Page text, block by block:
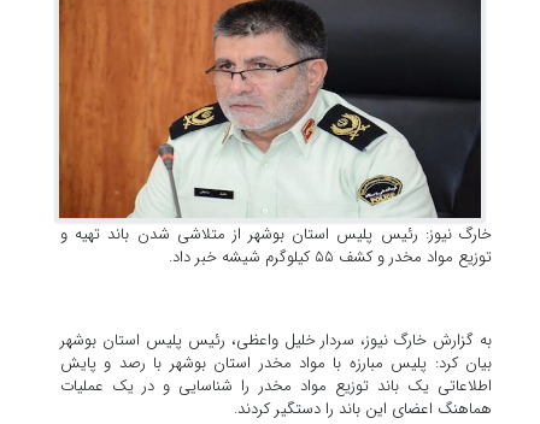
خارگ نیوز: رئیس پلیس استان بوشهر از متلاشی شدن باند تهیه و
توزیع مواد مخدر و کشف ۵۵ کیلوگرم شیشه خبر داد.
به گزارش خارگ نیوز، سردار خلیل واعظی، رئیس پلیس استان بوشهر
بیان کرد: پلیس مبارزه با مواد مخدر استان بوشهر با رصد و پایش
اطلاعاتی یک باند توزیع مواد مخدر را شناسایی و در یک عملیات
هماهنگ اعضای این باند را دستگیر کردند.